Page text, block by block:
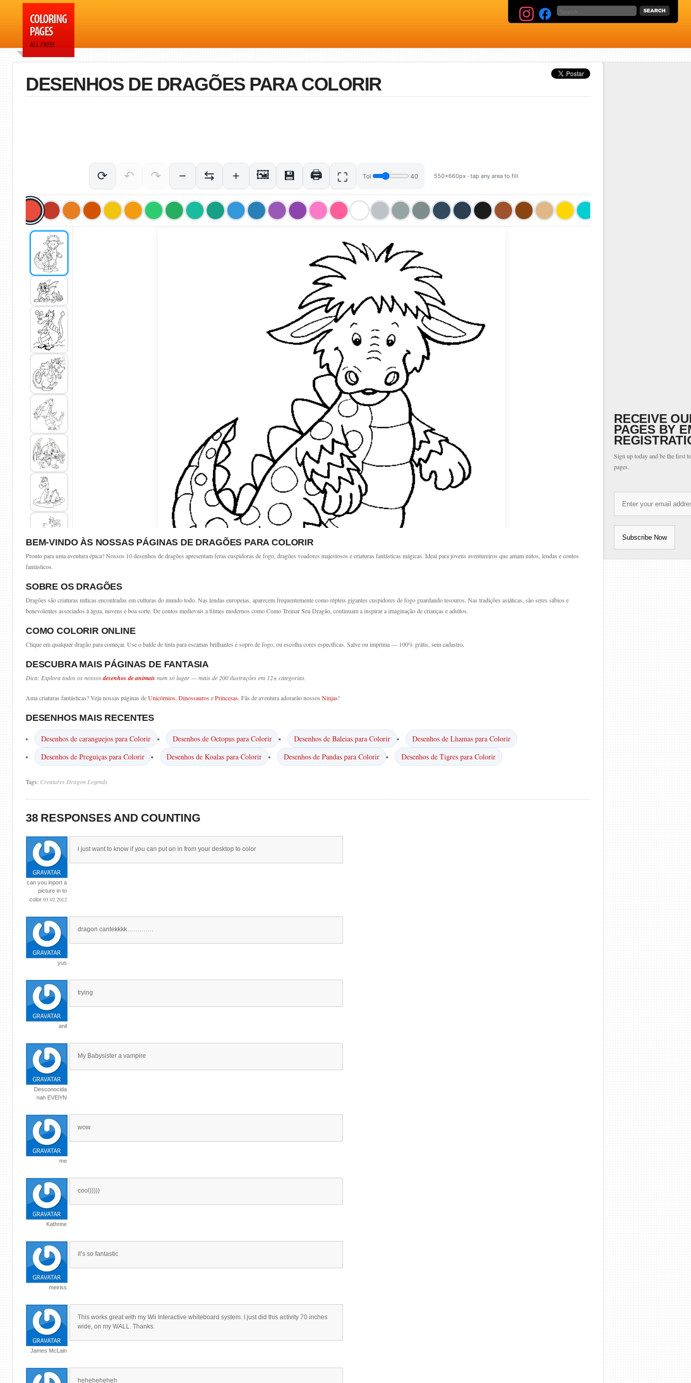
DESENHOS DE DRAGÕES PARA COLORIR
BEM-VINDO ÀS NOSSAS PÁGINAS DE DRAGÕES PARA COLORIR
Pronto para uma aventura épica? Nossos 10 desenhos de dragões apresentam feras cuspidoras de fogo, dragões voadores majestosos e criaturas fantásticas mágicas. Ideal para jovens aventureiros que amam mitos, lendas e contos
fantásticos.
SOBRE OS DRAGÕES
Dragões são criaturas míticas encontradas em culturas do mundo todo. Nas lendas europeias, aparecem frequentemente como répteis gigantes cuspidores de fogo guardando tesouros. Nas tradições asiáticas, são seres sábios e
benevolentes associados à água, nuvens e boa sorte. De contos medievais a filmes modernos como Como Treinar Seu Dragão, continuam a inspirar a imaginação de crianças e adultos.
COMO COLORIR ONLINE
Clique em qualquer dragão para começar. Use o balde de tinta para escamas brilhantes e sopro de fogo, ou escolha cores específicas. Salve ou imprima — 100% grátis, sem cadastro.
DESCUBRA MAIS PÁGINAS DE FANTASIA
Dica: Explora todos os nossosdesenhos de animais num só lugar — mais de 200 ilustrações em 12+ categorias.
Ama criaturas fantásticas? Veja nossas páginas deUnicórnios DinossaurosePrincesas. Fãs de aventura adorarão nossos Ninjas!
DESENHOS MAIS RECENTES
Desenhos de caranguejos para Colorir Desenhos de Octopus para Colorir Desenhos de Baleias para Colorir
Desenhos de Lhamas para Colorir
Desenhos de Preguiças para Colorir
Desenhos de Koalas para Colorir Desenhos de Pandas para Colorir Desenhos de Tigres para Colorir
Tags: Creatures Dragon Legends
38 RESPONSES AND COUNTING
can you inport a
picture in to
color 03.02.2012
i just want to know if you can put on in from your desktop to color
yus
dragon cantekkkk………….
anil
trying
Desconocida
nah EVElYN
My Babysister a vampire
me
wow
Kathrine
cool)))))
meiriss
it’s so fantastic
James McLain
This works great with my Wii Interactive whiteboard system. I just did this activity 70 inches
wide, on my WALL. Thanks.
heheheheheh
RECEIVE
PAGES BY
Sign up today and be the first
pages.